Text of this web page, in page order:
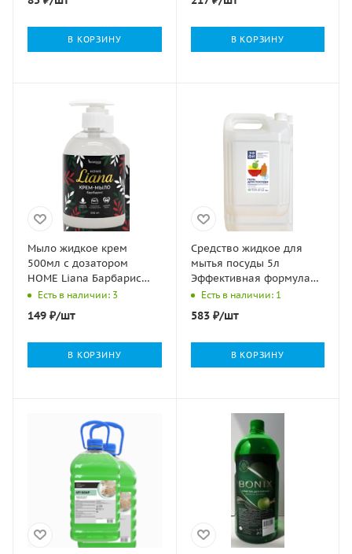
В КОРЗИНУ В КОРЗИНУ
Мыло жидкое крем
500мл с дозатором
HOME Liana Барбарис
Hermes Industry 1/15
Есть в наличии: 3
149 ₽/шт
В КОРЗИНУ
Средство жидкое для
мытья посуды 5л
Эффективная формула
ЭФФИ лимон (эксперт
1000) 1/4
Есть в наличии: 1
583₽/шт
В КОРЗИНУ